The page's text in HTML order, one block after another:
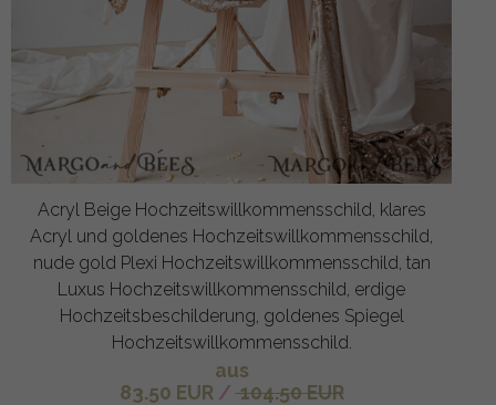
Acryl Beige Hochzeitswillkommensschild, klares
Acryl und goldenes Hochzeitswillkommensschild,
nude gold Plexi Hochzeitswillkommensschild, tan
Luxus Hochzeitswillkommensschild, erdige
Hochzeitsbeschilderung, goldenes Spiegel
Hochzeitswillkommensschild.
aus
83.50 EUR / 104.50 EUR